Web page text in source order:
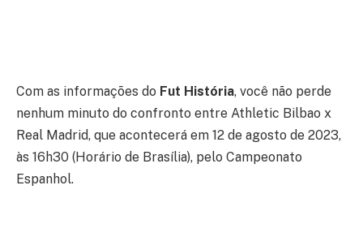
Com as informações do Fut História, você não perde
nenhum minuto do confronto entre Athletic Bilbao x
Real Madrid, que acontecerá em 12 de agosto de 2023,
às 16h30 (Horário de Brasília), pelo Campeonato
Espanhol.